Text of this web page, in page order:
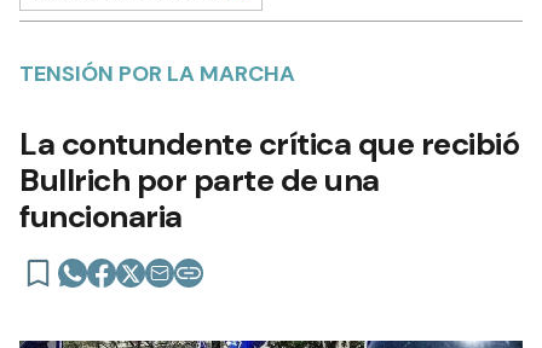
TENSIÓN POR LA MARCHA
La contundente crítica que recibió
Bullrich por parte de una
funcionaria